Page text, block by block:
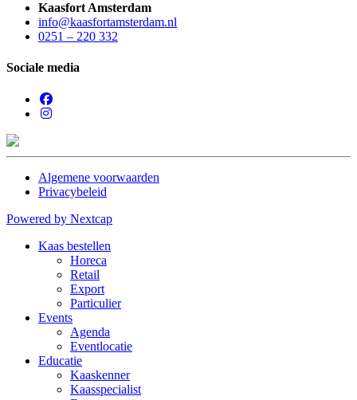
Kaasfort Amsterdam
info@kaasfortamsterdam.nl
0251 – 220 332
Sociale media
Algemene voorwaarden
Privacybeleid
Powered by Nextcap
Kaas bestellen
Horeca
Retail
Export
Particulier
Events
Agenda
Eventlocatie
Educatie
Kaaskenner
Kaasspecialist